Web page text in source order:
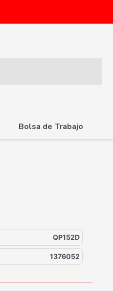
Bolsa de Trabajo
QP152D
1376052